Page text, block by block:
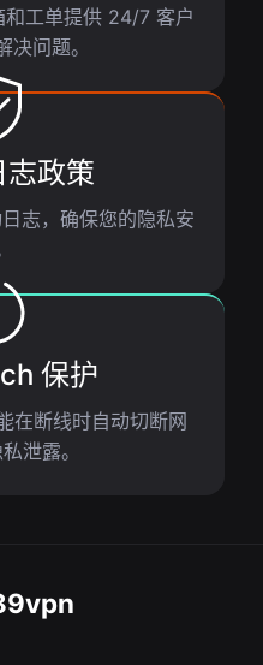
工单提供 24/7 客户
决问题。
志政策
志，确保您的隐私安
保护
断线时自动切断网
泄露。